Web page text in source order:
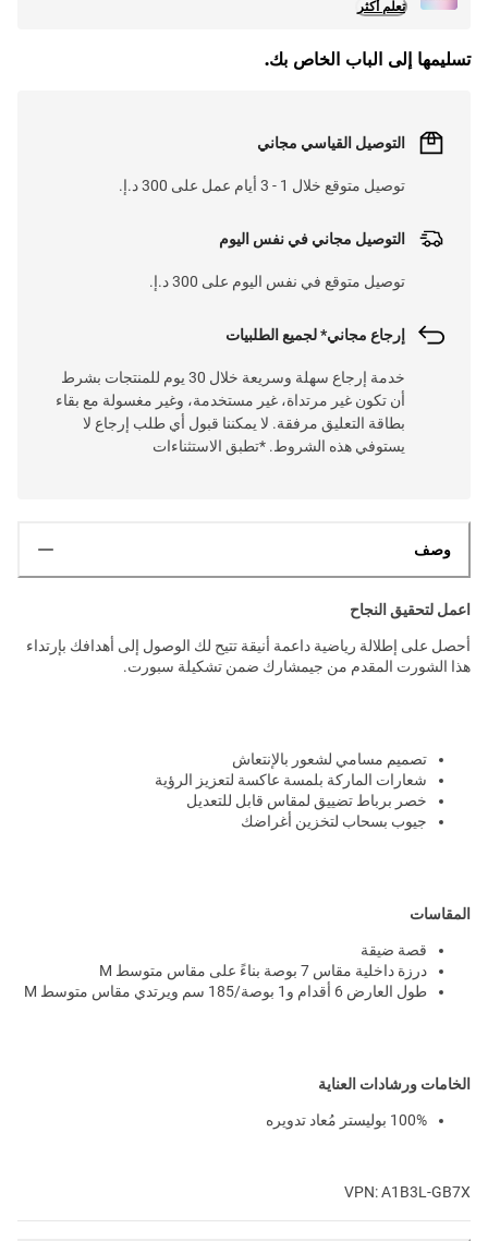
تعلم أكثر
تسليمها إلى الباب الخاص بك.
التوصيل القياسي مجاني
توصيل متوقع خلال 1 - 3 أيام عمل على 300 د.إ.
التوصيل مجاني في نفس اليوم
توصيل متوقع في نفس اليوم على 300 د.إ.
إرجاع مجاني* لجميع الطلبيات
خدمة إرجاع سهلة وسريعة خلال 30 يوم للمنتجات بشرط
أن تكون غير مرتداة، غير مستخدمة، وغير مغسولة مع بقاء
بطاقة التعليق مرفقة. لا يمكننا قبول أي طلب إرجاع لا
يستوفي هذه الشروط. *تطبق الاستثناءات
وصف
اعمل لتحقيق النجاح
أحصل على إطلالة رياضية داعمة أنيقة تتيح لك الوصول إلى أهدافك بإرتداء
هذا الشورت المقدم من جيمشارك ضمن تشكيلة سبورت.
تصميم مسامي لشعور بالإنتعاش
شعارات الماركة بلمسة عاكسة لتعزيز الرؤية
خصر برباط تضييق لمقاس قابل للتعديل
جيوب بسحاب لتخزين أغراضك
المقاسات
قصة ضيقة
درزة داخلية مقاس 7 بوصة بناءً على مقاس متوسط M
طول العارض 6 أقدام و1 بوصة/185 سم ويرتدي مقاس متوسط M
الخامات ورشادات العناية
100% بوليستر مُعاد تدويره
VPN: A1B3L-GB7X